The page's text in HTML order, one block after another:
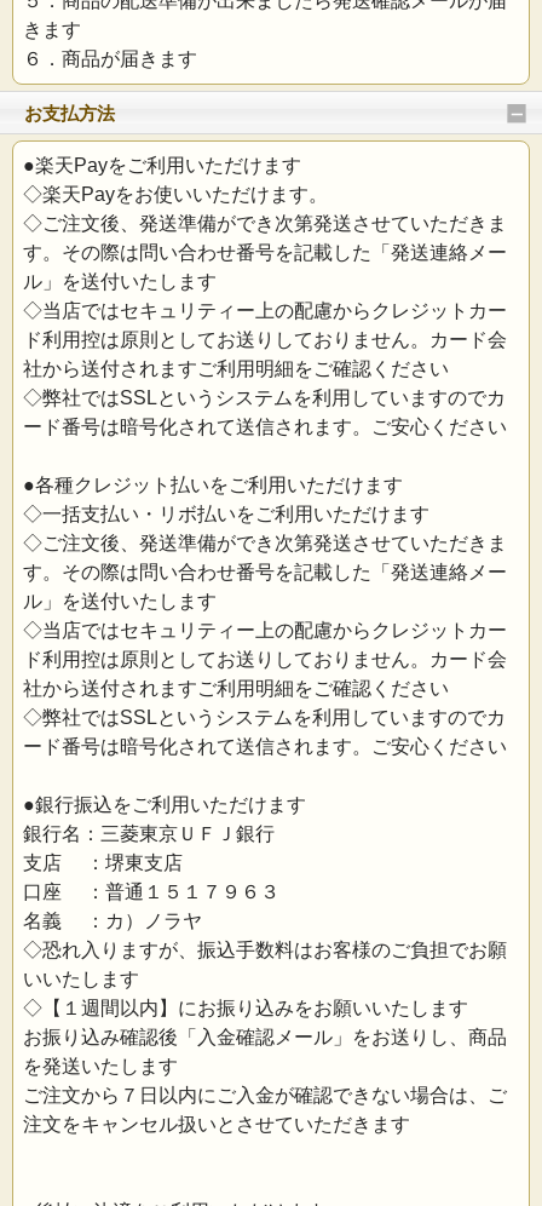
きます
６．商品が届きます
お支払方法
●楽天Payをご利用いただけます
◇楽天Payをお使いいただけます。
◇ご注文後、発送準備ができ次第発送させていただきま
す。その際は問い合わせ番号を記載した「発送連絡メー
ル」を送付いたします
◇当店ではセキュリティー上の配慮からクレジットカー
ド利用控は原則としてお送りしておりません。カード会
社から送付されますご利用明細をご確認ください
◇弊社ではSSLというシステムを利用していますのでカ
ード番号は暗号化されて送信されます。ご安心ください
●各種クレジット払いをご利用いただけます
◇一括支払い・リボ払いをご利用いただけます
◇ご注文後、発送準備ができ次第発送させていただきま
す。その際は問い合わせ番号を記載した「発送連絡メー
ル」を送付いたします
◇当店ではセキュリティー上の配慮からクレジットカー
ド利用控は原則としてお送りしておりません。カード会
社から送付されますご利用明細をご確認ください
◇弊社ではSSLというシステムを利用していますのでカ
ード番号は暗号化されて送信されます。ご安心ください
●銀行振込をご利用いただけます
銀行名：三菱東京ＵＦＪ銀行
支店 ：堺東支店
口座 ：普通１５１７９６３
名義 ：カ）ノラヤ
◇恐れ入りますが、振込手数料はお客様のご負担でお願
いいたします
◇【１週間以内】にお振り込みをお願いいたします
お振り込み確認後「入金確認メール」をお送りし、商品
を発送いたします
ご注文から７日以内にご入金が確認できない場合は、ご
注文をキャンセル扱いとさせていただきます